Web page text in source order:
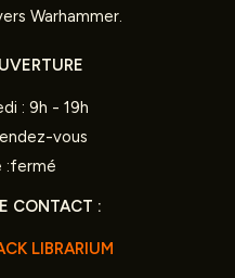
Warhammer.
: 9h - 19h
vous
:fermé
CONTACT :
LIBRARIUM